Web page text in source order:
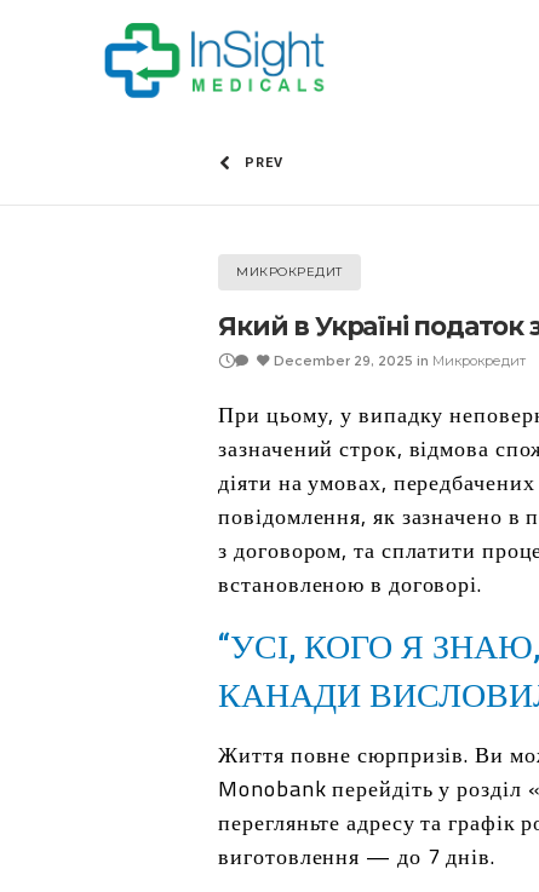
PREV
МИКРОКРЕДИТ
Який в Україні податок
December 29, 2025 in Микрокредит
При цьому, у випадку
зазначений строк, відмова
діяти на умовах,
повідомлення, як зазначено в
з договором, та сплатити
встановленою в договорі.
“УСІ, КОГО Я
КАНАДИ
Життя повне сюрпризів. Ви
Monobank перейдіть у
перегляньте адресу та графік
виготовлення — до 7 днів.